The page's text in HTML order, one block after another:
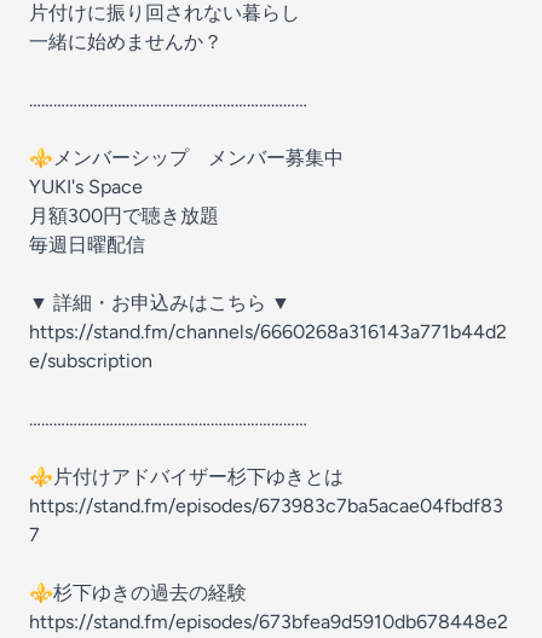
片付けに振り回されない暮らし
一緒に始めませんか？
……………………………………………………………
⚜️メンバーシップ メンバー募集中
YUKI's Space
月額300円で聴き放題
毎週日曜配信
▼ 詳細・お申込みはこちら ▼
https://stand.fm/channels/6660268a316143a771b44d2
e/subscription
……………………………………………………………
⚜️片付けアドバイザー杉下ゆきとは
https://stand.fm/episodes/673983c7ba5acae04fbdf83
7
⚜️杉下ゆきの過去の経験
https://stand.fm/episodes/673bfea9d5910db678448e2